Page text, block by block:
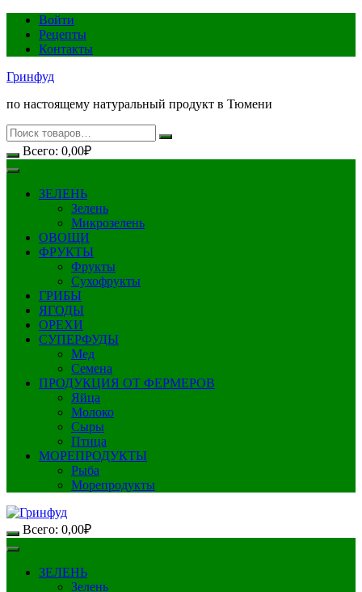
Перейти
содержимому
Войти
Рецепты
Контакты
Гринфуд
по настоящему натуральный продукт в Тюмени
Всего: 0,00₽
ЗЕЛЕНЬ
Зелень
Микрозелень
ОВОЩИ
ФРУКТЫ
Фрукты
Сухофрукты
ГРИБЫ
ЯГОДЫ
ОРЕХИ
СУПЕРФУДЫ
Мед
Семена
ПРОДУКЦИЯ ОТ ФЕРМЕРОВ
Яйца
Молоко
Сыры
Птица
МОРЕПРОДУКТЫ
Рыба
Морепродукты
Всего: 0,00₽
ЗЕЛЕНЬ
Зелень